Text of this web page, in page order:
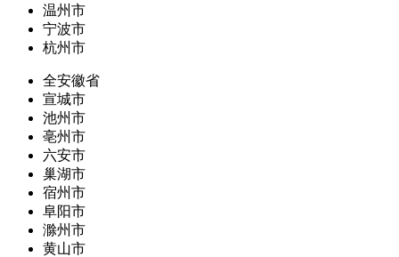
温州市
宁波市
杭州市
全安徽省
宣城市
池州市
亳州市
六安市
巢湖市
宿州市
阜阳市
滁州市
黄山市